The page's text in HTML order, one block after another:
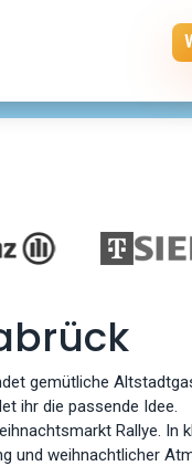
gemütliche
ihr die passende Idee.
Rallye. In
und weihnachtlicher